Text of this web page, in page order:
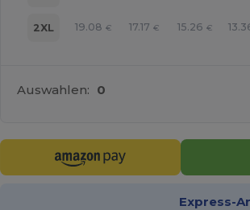
2XL 19.08 € 17.17 € 15.26 €
Auswahlen: 0
Express-